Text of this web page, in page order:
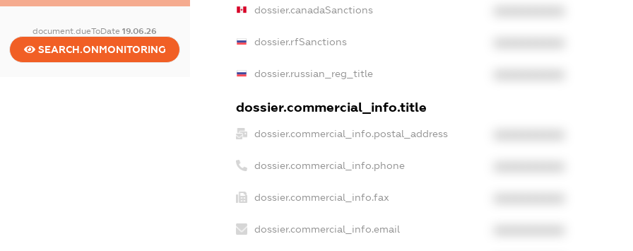
document.dueToDate19.06.26
SEARCH.ONMONITORING
dossier.canadaSanctions
dossier.rfSanctions
dossier.russian_reg_title
dossier.commercial_info.title
dossier.commercial_info.postal_address
dossier.commercial_info.phone
dossier.commercial_info.fax
dossier.commercial_info.email